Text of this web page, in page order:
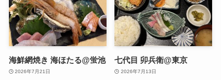
海鮮網焼き 海ほたる@蛍池
2026年7月21日
七代目 卯兵衛@東京
2026年7月13日